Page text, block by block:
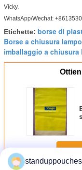
Vicky.
WhatsApp/Wechat:
Etichette: borse di
Borse a chiusura
imballaggio a chiusura